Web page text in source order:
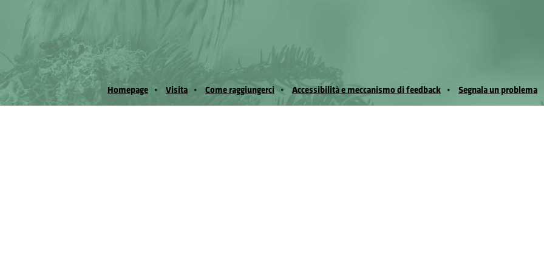
Homepage Visita Come raggiungerci Accessibilità e meccanismo di feedback Segnala un problema